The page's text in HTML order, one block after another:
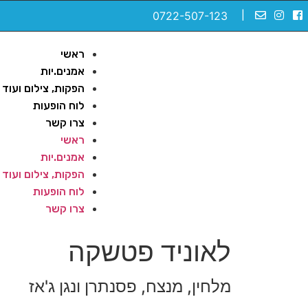
0722-507-123
ראשי
אמנים.יות
הפקות, צילום ועוד
לוח הופעות
צרו קשר
ראשי
אמנים.יות
הפקות, צילום ועוד
לוח הופעות
צרו קשר
לאוניד פטשקה
מלחין, מנצח, פסנתרן ונגן ג'אז